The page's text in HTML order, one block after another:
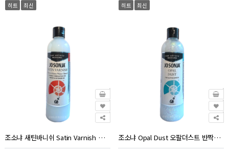
히트 최신 히트 최신
조소냐 새틴바니쉬 Satin Varnish 반무광 250ml 조선자 조소냐 Opal Dust 오팔더스트 반짝이 250ml 조선자